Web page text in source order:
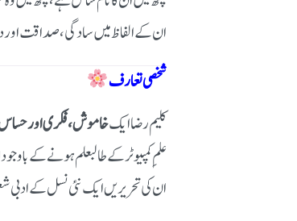
ان کے الفاظ میں سادگی، صداقت
شخصی تعارف
کلیم رضا ایکخاموش، فکری اور
علمِ کمپیوٹر کے طالبعلم ہونے کے
ان کی تحریریں ایک نئی نسل کے ادبی